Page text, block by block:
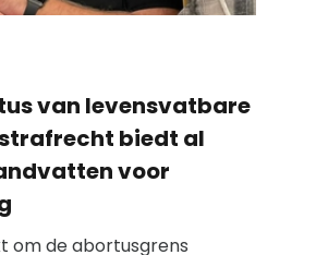
van levensvatbare
biedt al
voor
om de abortusgrens